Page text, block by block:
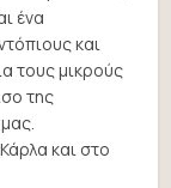
ένα
και
τους μικρούς
της
και στο